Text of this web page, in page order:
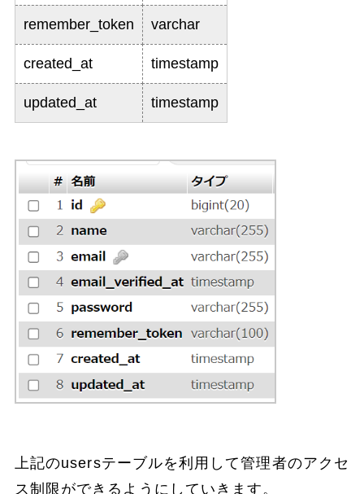
remember_token varchar
created_at timestamp
updated_at timestamp
上記のusersテーブルを利用して管理者のアクセ
ス制限ができるようにしていきます。